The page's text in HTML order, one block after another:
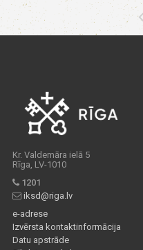
Kr. Valdemāra ielā 5
Rīga, LV-1010
1201
iksd@riga.lv
e-adrese
Izvērsta kontaktinformācija
Datu apstrāde